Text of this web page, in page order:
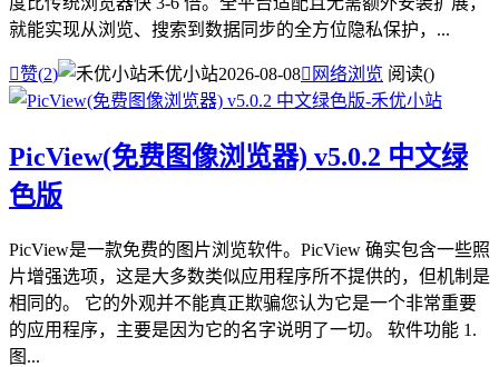
就能实现从浏览、搜索到数据同步的全方位隐私保护，...
赞(2) 禾优小站2026-08-08 网络浏览 阅读()
PicView(免费图像浏览器) v5.0.2 中文绿
色版
PicView是一款免费的图片浏览软件。PicView 确实包含一些照
片增强选项，这是大多数类似应用程序所不提供的，但机制是
相同的。 它的外观并不能真正欺骗您认为它是一个非常重要
的应用程序，主要是因为它的名字说明了一切。 软件功能 1.
图...